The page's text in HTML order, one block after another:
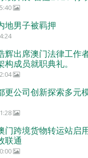
地男子被羁押
辉出席澳门法律工作
构成员就职典礼。
更公司创新探索多元
门跨境货物转运站启
联通